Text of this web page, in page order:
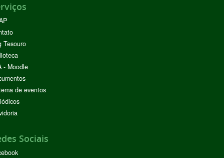
Tesouro
- Moodle
de eventos
Sociais